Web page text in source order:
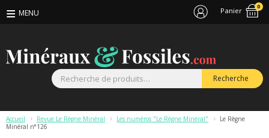
Panier 0
Recherche
Accueil > Revue Le Règne Minéral > Les numéros "Le Règne Minéral" >
Le Règne
Minéral n°126